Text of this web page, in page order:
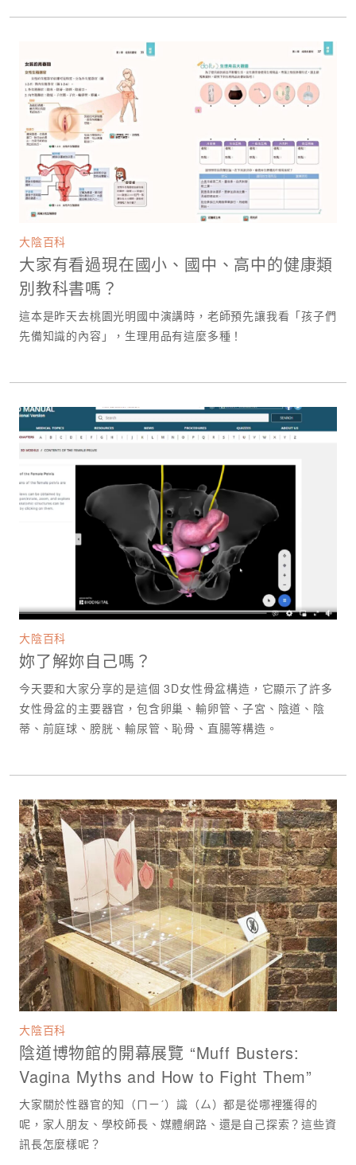
大陰百科
大家有看過現在國小、國中、高中的健康類
別教科書嗎？
這本是昨天去桃園光明國中演講時，老師預先讓我看「孩子們
先備知識的內容」，生理用品有這麼多種！
大陰百科
妳了解妳自己嗎？
今天要和大家分享的是這個 3D女性骨盆構造，它顯示了許多
女性骨盆的主要器官，包含卵巢、輸卵管、子宮、陰道、陰
蒂、前庭球、膀胱、輸尿管、恥骨、直腸等構造。
大陰百科
陰道博物館的開幕展覽 “Muff Busters:
Vagina Myths and How to Fight Them”
大家關於性器官的知（ㄇㄧˊ）識（厶）都是從哪裡獲得的
呢，家人朋友、學校師長、媒體網路、還是自己探索？這些資
訊長怎麼樣呢？